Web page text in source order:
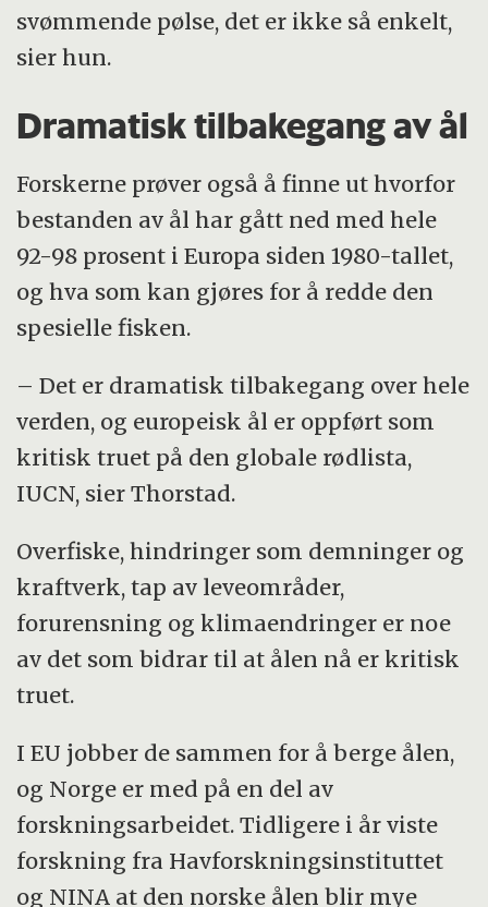
svømmende pølse, det er ikke så enkelt,
sier hun.
Dramatisk tilbakegang av ål
Forskerne prøver også å finne ut hvorfor
bestanden av ål har gått ned med hele
92-98 prosent i Europa siden 1980-tallet,
og hva som kan gjøres for å redde den
spesielle fisken.
– Det er dramatisk tilbakegang over hele
verden, og europeisk ål er oppført som
kritisk truet på den globale rødlista,
IUCN, sier Thorstad.
Overfiske, hindringer som demninger og
kraftverk, tap av leveområder,
forurensning og klimaendringer er noe
av det som bidrar til at ålen nå er kritisk
truet.
I EU jobber de sammen for å berge ålen,
og Norge er med på en del av
forskningsarbeidet. Tidligere i år viste
forskning fra Havforskningsinstituttet
og NINA at den norske ålen blir mye